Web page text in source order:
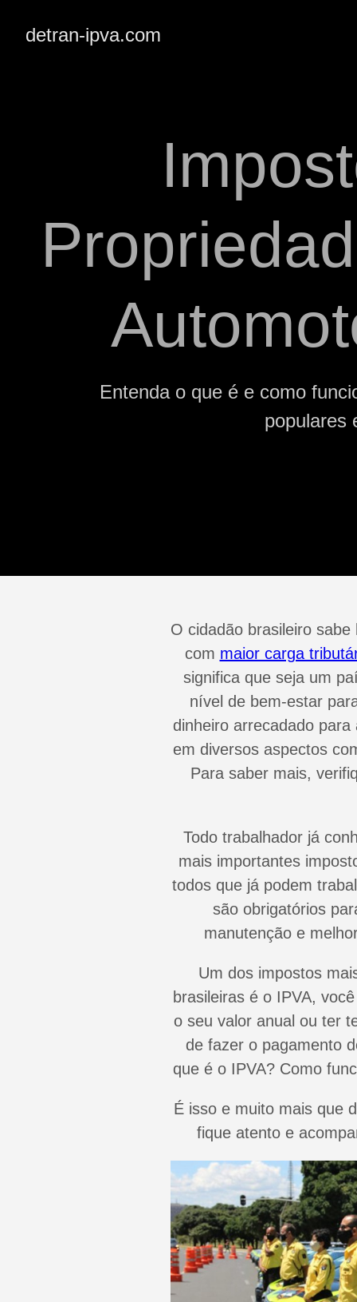
detran-ipva.com
Entenda o que é e como
populares
O cidadão brasileiro
com maior carga
significa que seja um
nível de bem-estar
dinheiro arrecadado
em diversos aspectos
Para saber mais,
Todo trabalhador já
mais importantes
todos que já podem
são obrigatórios
manutenção e
Um dos impostos
brasileiras é o IPVA,
o seu valor anual ou ter
de fazer o pagamento
que é o IPVA? Como
É isso e muito mais que
fique atento e